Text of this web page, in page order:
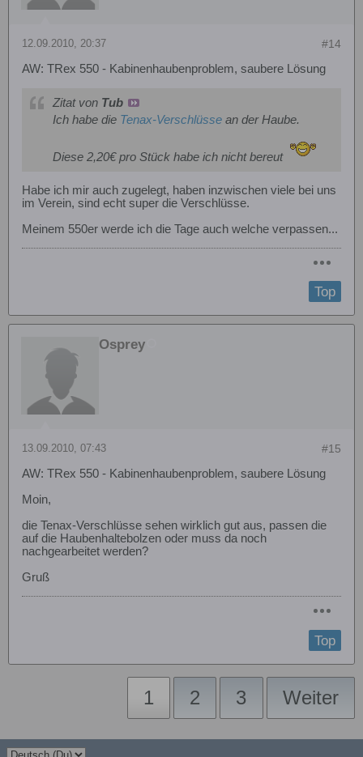
#14
12.09.2010, 20:37
AW: TRex 550 - Kabinenhaubenproblem, saubere Lösung
Zitat von Tub
Ich habe die Tenax-Verschlüsse an der Haube.
Diese 2,20€ pro Stück habe ich nicht bereut
Habe ich mir auch zugelegt, haben inzwischen viele bei uns
im Verein, sind echt super die Verschlüsse.
Meinem 550er werde ich die Tage auch welche verpassen...
Top
Osprey
#15
13.09.2010, 07:43
AW: TRex 550 - Kabinenhaubenproblem, saubere Lösung
Moin,
die Tenax-Verschlüsse sehen wirklich gut aus, passen die
auf die Haubenhaltebolzen oder muss da noch
nachgearbeitet werden?
Gruß
Top
1 2 3 Weiter